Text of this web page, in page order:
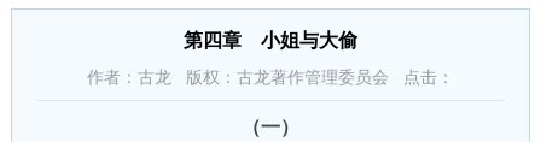
第四章 小姐与大偷
作者：古龙 版权：古龙著作管理委员会 点击：
（一）